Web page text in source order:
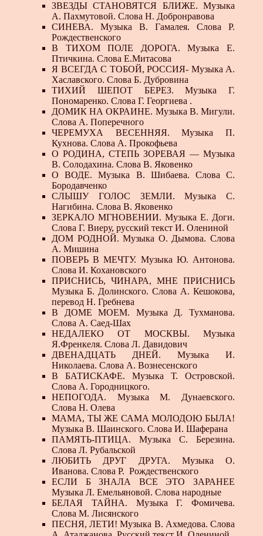
ЗВЕЗДЫ СТАНОВЯТСЯ БЛИЖЕ. Музыка
А. Пахмутовой. Слова Н. Добронравова
СИНЕВА. Музыка В. Гамалея. Слова Р.
Рождественского
В ТИХОМ ПОЛЕ ДОРОГА. Музыка Е.
Птичкина. Слова Е.Митасова
Я ВСЕГДА С ТОБОЙ, РОССИЯ- Музыка А.
Хаславского. Слова Б. Дубровина
ТИХИЙ ШЕПОТ БЕРЕЗ. Музыка Г.
Пономаренко. Слова Г. Георгиева .
ДОМИК НА ОКРАИНЕ. Музыка В. Мигули.
Слова А. Поперечного
ЧЕРЕМУХА ВЕСЕННЯЯ. Музыка П.
Кухнова. Слова А. Прокофьева
О РОДИНА, СТЕПЬ ЗОРЕВАЯ — Музыка
В. Солодахина. Слова В. Яковенко
О ВОДЕ. Музыка В. Шибаева. Слова С.
Бородавченко
СЛЫШУ ГОЛОС ЗЕМЛИ. Музыка С.
Нагибина. Слова В. Яковенко
ЗЕРКАЛО МГНОВЕНИИ. Музыка Е. Доги.
Слова Г. Виеру, русский текст И. Олениной
ДОМ РОДНОЙ. Музыка О. Дымова. Слова
А. Мишина
ПОВЕРЬ В МЕЧТУ. Музыка Ю. Антонова.
Слова И. Кохановского
ПРИСНИСЬ, ЧИНАРА, МНЕ ПРИСНИСЬ
Музыка Б. Долинского. Слова А. Кешокова,
перевод Н. Гребнева
В ДОМЕ МОЕМ. Музыка Д. Тухманова.
Слова А. Саед-Шах
НЕДАЛЕКО ОТ МОСКВЫ. Музыка
Я.Френкеля. Слова Л. Давидович
ДВЕНАДЦАТЬ ДНЕЙ. Музыка И.
Николаева. Слова А. Вознесенского
В БАТИСКАФЕ. Музыка Т. Островской.
Слова А. Городницкого.
НЕПОГОДА. Музыка М. Дунаевского.
Слова Н. Олева
МАМА, ТЫ ЖЕ САМА МОЛОДОЮ БЫЛА!
Музыка В. Шаинского. Слова И. Шаферана
ПАМЯТЬ-ПТИЦА. Музыка С. Березина.
Слова Л. Рубальской
ЛЮБИТЬ ДРУГ ДРУГА. Музыка О.
Иванова. Слова Р. Рождественского
ЕСЛИ Б ЗНАЛА ВСЕ ЭТО ЗАРАНЕЕ
Музыка Л. Емельяновой. Слова народные
БЕЛАЯ ТАЙНА. Музыка Г. Фомичева.
Слова М. Лисянского
ПЕСНЯ, ЛЕТИ! Музыка В. Ахмедова. Слова